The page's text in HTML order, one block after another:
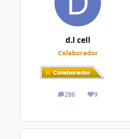
d.l cell
Colaborador
286
posts 9
Reputação